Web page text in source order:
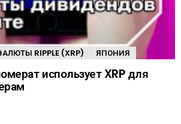
RIPPLE (XRP) ЯПОНИЯ
использует XRP для